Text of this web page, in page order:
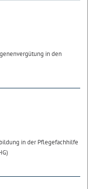
in den
in der Pflegefachhilfe